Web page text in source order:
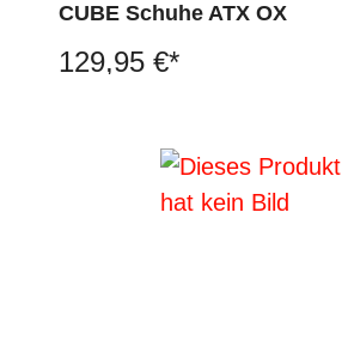
CUBE Schuhe ATX OX
129,95 €*